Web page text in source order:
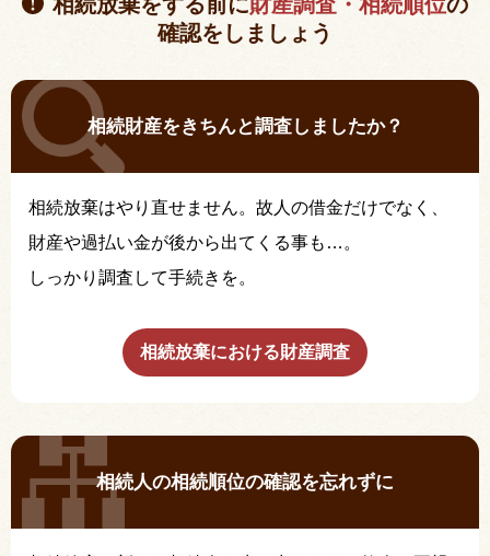
確認をしましょう
相続財産をきちんと調査しましたか？
相続放棄はやり直せません。故人の借金だけでなく、
財産や過払い金が後から出てくる事も…。
しっかり調査して手続きを。
相続放棄における財産調査
相続人の相続順位の確認を忘れずに